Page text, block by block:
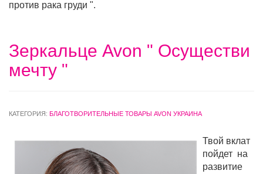
против рака груди ".
Зеркальце Avon " Осуществи
мечту "
КАТЕГОРИЯ: БЛАГОТВОРИТЕЛЬНЫЕ ТОВАРЫ AVON УКРАИНА
Твой вклат
пойдет на
развитие